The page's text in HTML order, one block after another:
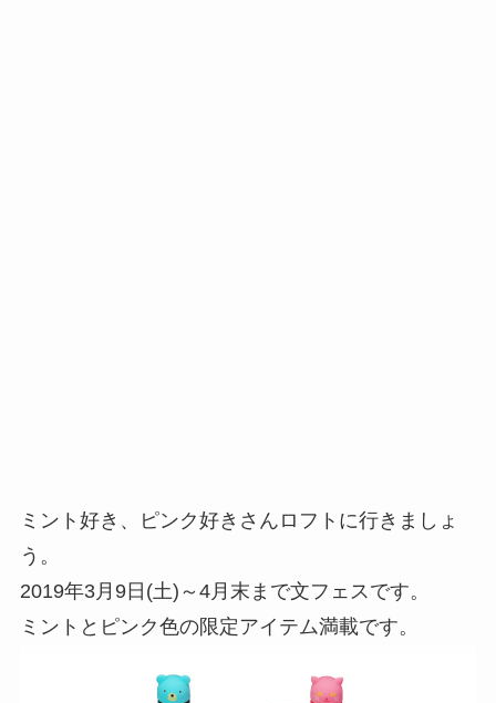
ミント好き、ピンク好きさんロフトに行きましょ
う。
2019年3月9日(土)～4月末まで文フェスです。
ミントとピンク色の限定アイテム満載です。